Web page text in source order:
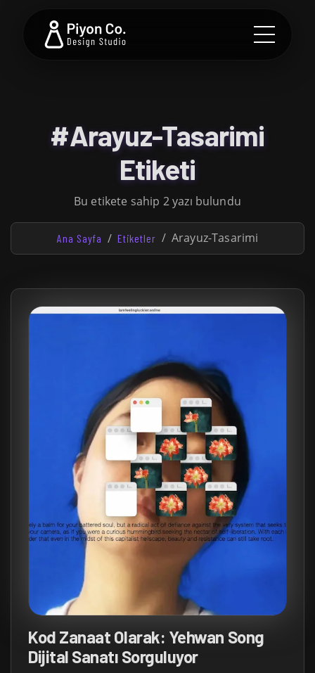
#Arayuz-Tasarimi
Etiketi
Bu etikete sahip 2 yazı bulundu
Ana Sayfa Etiketler Arayuz-Tasarimi
Kod Zanaat Olarak: Yehwan Song
Dijital Sanatı Sorguluyor